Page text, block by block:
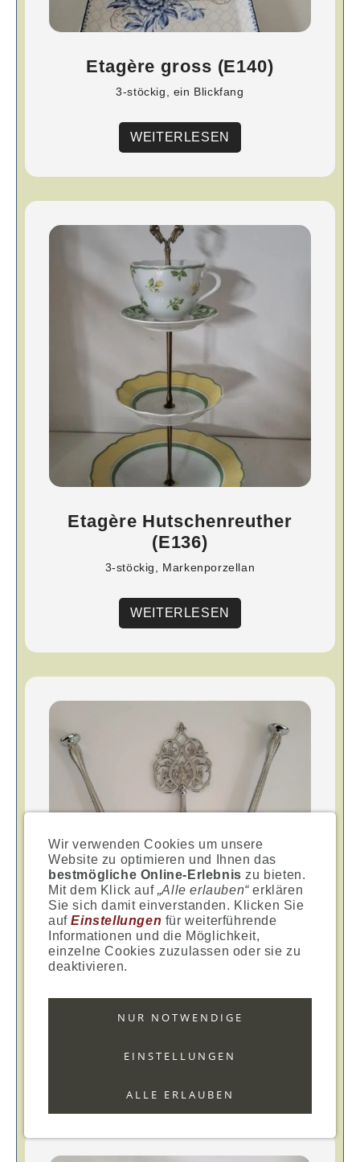
Etagère gross (E140)
3-stöckig, ein Blickfang
WEITERLESEN
Etagère Hutschenreuther
(E136)
3-stöckig, Markenporzellan
WEITERLESEN
ETA-Stange floral S
3-stöckig, silber glänzend
Wir verwenden Cookies um unsere
Website zu optimieren und Ihnen das
bestmögliche Online-Erlebnis zu bieten.
Mit dem Klick auf „Alle erlauben“erklären
Sie sich damit einverstanden. Klicken Sie
aufEinstellungen für weiterführende
Informationen und die Möglichkeit,
einzelne Cookies zuzulassen oder sie zu
deaktivieren.
NUR NOTWENDIGE
EINSTELLUNGEN
ALLE ERLAUBEN